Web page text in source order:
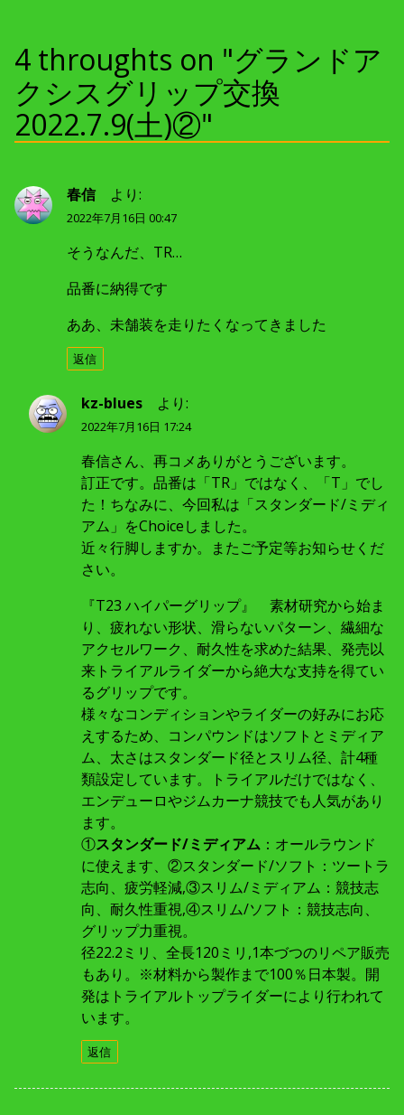
ビ
ゲ
ー
ョ
4 throughts on "グランドア
クシスグリップ交換
2022.7.9(土)②"
春信 より:
2022年7月16日 00:47
そうなんだ、TR…
品番に納得です
ああ、未舗装を走りたくなってきました
返信
kz-blues より:
2022年7月16日 17:24
春信さん、再コメありがとうございます。
訂正です。品番は「TR」ではなく、「T」でし
た！ちなみに、今回私は「スタンダード/ミディ
アム」をChoiceしました。
近々行脚しますか。またご予定等お知らせくだ
さい。
『T23 ハイパーグリップ』 素材研究から始ま
り、疲れない形状、滑らないパターン、繊細な
アクセルワーク、耐久性を求めた結果、発売以
来トライアルライダーから絶大な支持を得てい
るグリップです。
様々なコンディションやライダーの好みにお応
えするため、コンパウンドはソフトとミディア
ム、太さはスタンダード径とスリム径、計4種
類設定しています。トライアルだけではなく、
エンデューロやジムカーナ競技でも人気があり
ます。
①スタンダード/ミディアム ：オールラウンド
に使えます、②スタンダード/ソフト：ツートラ
志向、疲労軽減,③スリム/ミディアム：競技志
向、耐久性重視,④スリム/ソフト：競技志向、
グリップ力重視。
径22.2ミリ、全長120ミリ,1本づつのリペア販売
もあり。※材料から製作まで100％日本製。開
発はトライアルトップライダーにより行われて
います。
返信